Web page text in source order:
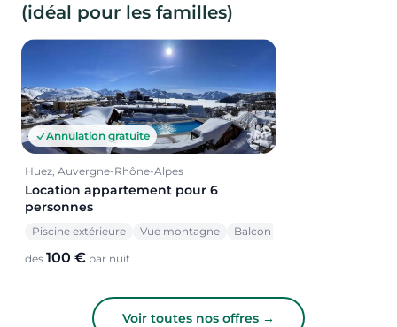
(idéal pour les familles)
Annulation gratuite
Huez, Auvergne-Rhône-Alpes
Location appartement pour 6
personnes
Piscine extérieure Vue montagne Balcon
dès 100 € par nuit
Voir toutes nos offres →